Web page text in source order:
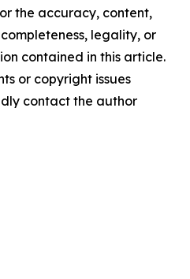
the accuracy, content,
legality, or
contained in this article.
or copyright issues
contact the author